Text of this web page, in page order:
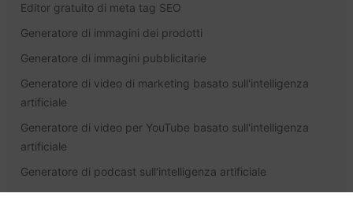
Editor gratuito di meta tag SEO
Generatore di immagini dei prodotti
Generatore di immagini pubblicitarie
Generatore di video di marketing basato sull'intelligenza
artificiale
Generatore di video per YouTube basato sull'intelligenza
artificiale
Generatore di podcast sull'intelligenza artificiale